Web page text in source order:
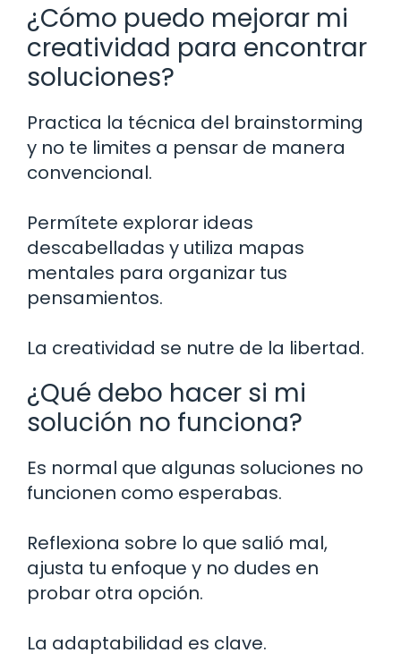
¿Cómo puedo mejorar mi
creatividad para encontrar
soluciones?
Practica la técnica del brainstorming
y no te limites a pensar de manera
convencional.
Permítete explorar ideas
descabelladas y utiliza mapas
mentales para organizar tus
pensamientos.
La creatividad se nutre de la libertad.
¿Qué debo hacer si mi
solución no funciona?
Es normal que algunas soluciones no
funcionen como esperabas.
Reflexiona sobre lo que salió mal,
ajusta tu enfoque y no dudes en
probar otra opción.
La adaptabilidad es clave.